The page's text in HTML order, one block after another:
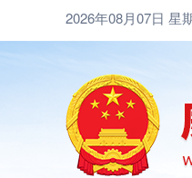
2026年08月07日 星